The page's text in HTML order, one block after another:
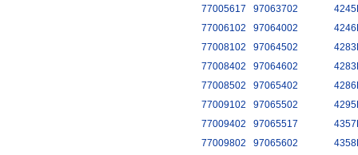
77005617
97063702
77006102
97064002
77008102
97064502
77008402
97064602
77008502
97065402
77009102
97065502
77009402
97065517
77009802
97065602